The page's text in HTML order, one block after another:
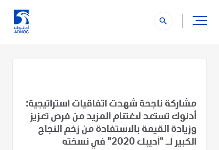
search
مشاركة ناجحة شهدت اتفاقيات استراتيجية:
أدنوك تستعد لاغتنام المزيد من فرص تعزيز
وزيادة القيمة بالاستفادة من زخم النجاح
الكبير لـ "أديبك 2020" في نسخته